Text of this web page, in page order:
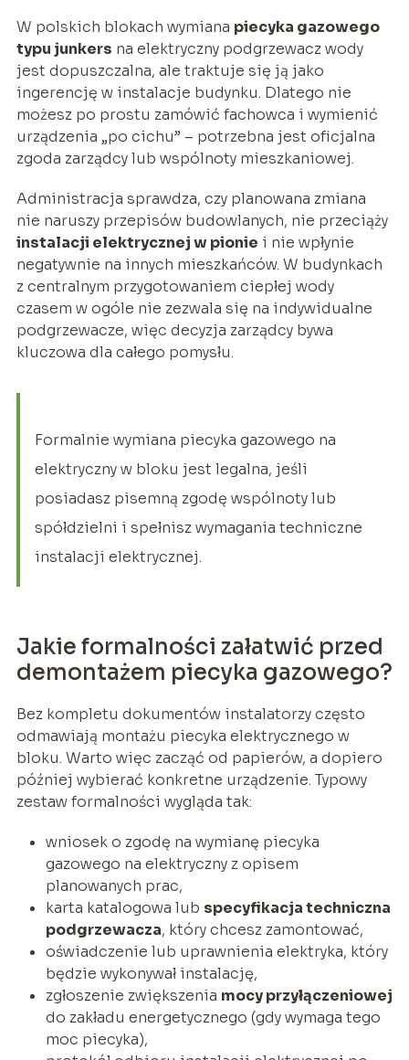
W polskich blokach wymiana piecyka gazowego
typu junkers na elektryczny podgrzewacz wody
jest dopuszczalna, ale traktuje się ją jako
ingerencję w instalacje budynku. Dlatego nie
możesz po prostu zamówić fachowca i wymienić
urządzenia „po cichu” – potrzebna jest oficjalna
zgoda zarządcy lub wspólnoty mieszkaniowej.
Administracja sprawdza, czy planowana zmiana
nie naruszy przepisów budowlanych, nie przeciąży
instalacji elektrycznej w pionie i nie wpłynie
negatywnie na innych mieszkańców. W budynkach
z centralnym przygotowaniem ciepłej wody
czasem w ogóle nie zezwala się na indywidualne
podgrzewacze, więc decyzja zarządcy bywa
kluczowa dla całego pomysłu.
Formalnie wymiana piecyka gazowego na
elektryczny w bloku jest legalna, jeśli
posiadasz pisemną zgodę wspólnoty lub
spółdzielni i spełnisz wymagania techniczne
instalacji elektrycznej.
Jakie formalności załatwić przed
demontażem piecyka gazowego?
Bez kompletu dokumentów instalatorzy często
odmawiają montażu piecyka elektrycznego w
bloku. Warto więc zacząć od papierów, a dopiero
później wybierać konkretne urządzenie. Typowy
zestaw formalności wygląda tak:
wniosek o zgodę na wymianę piecyka
gazowego na elektryczny z opisem
planowanych prac,
karta katalogowa lub specyfikacja techniczna
podgrzewacza, który chcesz zamontować,
oświadczenie lub uprawnienia elektryka, który
będzie wykonywał instalację,
zgłoszenie zwiększenia mocy przyłączeniowej
do zakładu energetycznego (gdy wymaga tego
moc piecyka),